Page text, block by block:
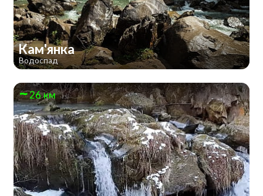
Кам'янка
Водоспад
26 км